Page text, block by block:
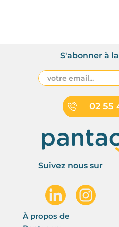
02 55
S'abonner à
Suivez nous sur
À propos de